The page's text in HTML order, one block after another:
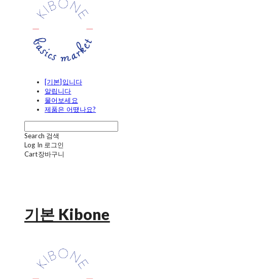
[기본]입니다
알립니다
물어보세요
제품은 어땠나요?
Search 검색
Log In 로그인
Cart장바구니
기본 Kibone